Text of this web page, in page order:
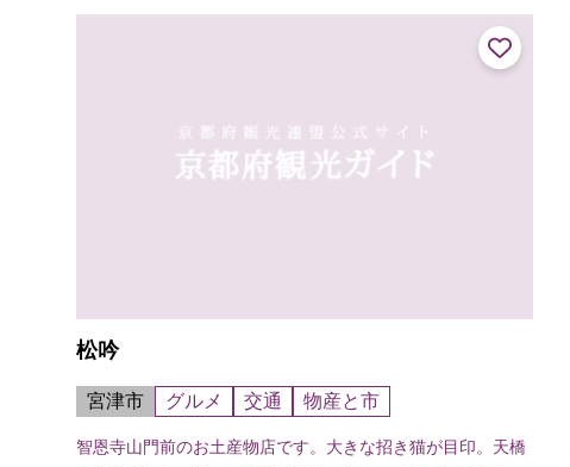
松吟
宮津市 グルメ 交通 物産と市
智恩寺山門前のお土産物店です。大きな招き猫が目印。天橋